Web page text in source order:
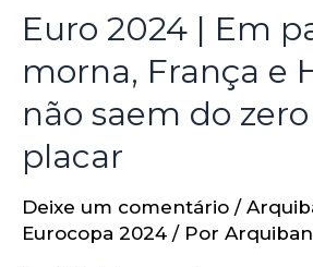
Euro 2024 | Em
morna, França e
não saem do
placar
Deixe um comentário /
Eurocopa 2024 / Por